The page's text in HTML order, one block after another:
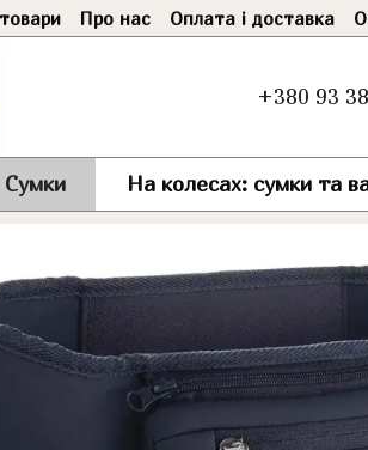
Про нас Оплата і доставка
+380 93
Сумки На колесах: сумки та